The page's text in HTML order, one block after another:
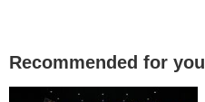
Recommended for you